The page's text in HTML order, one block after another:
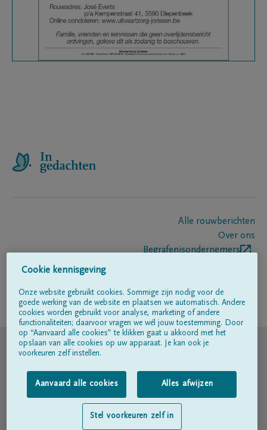
Alle rouwberichten
Over ons
Begrafenisondernemers
Volg ons op
© DELA
Gebruiksvoorwaarden
Privacyverklaring
Toegankelijkheidsverklaring
Cookie kennisgeving
Onze website gebruikt cookies. Sommige zijn nodig voor de
goede werking van de website en plaatsen we automatisch. Andere
cookies worden gebruikt voor analyse, marketing of andere
functionaliteiten; daarvoor vragen we wél jouw toestemming. Door
op “Aanvaard alle cookies” te klikken gaat u akkoord met het
opslaan van alle cookies op uw apparaat. Je kan ook je
voorkeuren zelf instellen.
Aanvaard alle cookies Alles afwijzen
Stel voorkeuren zelf in